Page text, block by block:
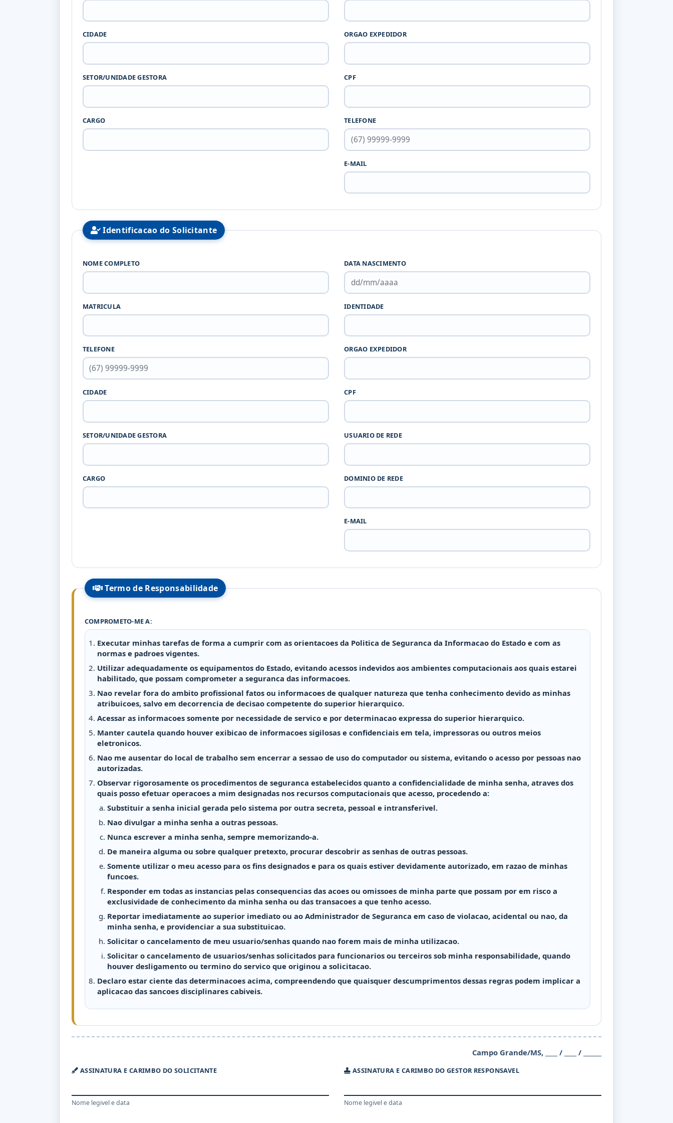
CIDADE
SETOR/UNIDADE GESTORA
CARGO
ORGAO EXPEDIDOR
CPF
TELEFONE
E-MAIL
Identificacao do Solicitante
NOME COMPLETO
MATRICULA
TELEFONE
CIDADE
SETOR/UNIDADE GESTORA
CARGO
DATA NASCIMENTO
IDENTIDADE
ORGAO EXPEDIDOR
CPF
USUARIO DE REDE
DOMINIO DE REDE
E-MAIL
Termo de Responsabilidade
COMPROMETO-ME A:
Executar minhas tarefas de forma a cumprir com as orientacoes da Politica de Seguranca da Informacao do Estado e com as
normas e padroes vigentes.
Utilizar adequadamente os equipamentos do Estado, evitando acessos indevidos aos ambientes computacionais aos quais estarei
habilitado, que possam comprometer a seguranca das informacoes.
Nao revelar fora do ambito profissional fatos ou informacoes de qualquer natureza que tenha conhecimento devido as minhas
atribuicoes, salvo em decorrencia de decisao competente do superior hierarquico.
Acessar as informacoes somente por necessidade de servico e por determinacao expressa do superior hierarquico.
Manter cautela quando houver exibicao de informacoes sigilosas e confidenciais em tela, impressoras ou outros meios
eletronicos.
Nao me ausentar do local de trabalho sem encerrar a sessao de uso do computador ou sistema, evitando o acesso por pessoas nao
autorizadas.
Observar rigorosamente os procedimentos de seguranca estabelecidos quanto a confidencialidade de minha senha, atraves dos
quais posso efetuar operacoes a mim designadas nos recursos computacionais que acesso, procedendo a:
Substituir a senha inicial gerada pelo sistema por outra secreta, pessoal e intransferivel.
Nao divulgar a minha senha a outras pessoas.
Nunca escrever a minha senha, sempre memorizando-a.
De maneira alguma ou sobre qualquer pretexto, procurar descobrir as senhas de outras pessoas.
Somente utilizar o meu acesso para os fins designados e para os quais estiver devidamente autorizado, em razao de minhas
funcoes.
Responder em todas as instancias pelas consequencias das acoes ou omissoes de minha parte que possam por em risco a
exclusividade de conhecimento da minha senha ou das transacoes a que tenho acesso.
Reportar imediatamente ao superior imediato ou ao Administrador de Seguranca em caso de violacao, acidental ou nao, da
minha senha, e providenciar a sua substituicao.
Solicitar o cancelamento de meu usuario/senhas quando nao forem mais de minha utilizacao.
Solicitar o cancelamento de usuarios/senhas solicitados para funcionarios ou terceiros sob minha responsabilidade, quando
houver desligamento ou termino do servico que originou a solicitacao.
Declaro estar ciente das determinacoes acima, compreendendo que quaisquer descumprimentos dessas regras podem implicar a
aplicacao das sancoes disciplinares cabiveis.
Campo Grande/MS, ____ / ____ / ______
ASSINATURA E CARIMBO DO SOLICITANTE
Nome legivel e data
ASSINATURA E CARIMBO DO GESTOR RESPONSAVEL
Nome legivel e data